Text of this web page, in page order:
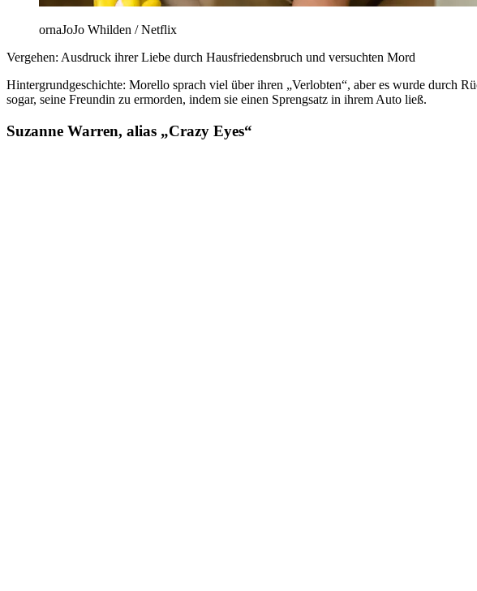
ornaJoJo Whilden / Netflix
Vergehen: Ausdruck ihrer Liebe durch Hausfriedensbruch und versuchten Mord
Hintergrundgeschichte: Morello sprach viel über ihren „Verlobten“, aber es wurde durch
sogar, seine Freundin zu ermorden, indem sie einen Sprengsatz in ihrem Auto ließ.
Suzanne Warren, alias „Crazy Eyes“